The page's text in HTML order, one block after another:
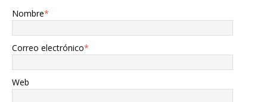
Nombre*
Correo electrónico*
Web